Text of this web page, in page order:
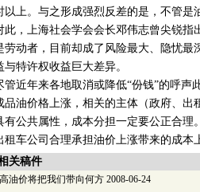
以上。与之形成强烈反差的是，不管是
上海社会学会会长邓伟志曾尖锐指
劳动者，目前却成了风险最大、隐忧
与特许权收益巨大差异。
年来各地取消或降低“份钱”的呼声
品油价格上涨，相关的主体（政府、
有公共属性，成本分担一定要公正合理
租车公司合理承担油价上涨带来的成本
关稿件
高油价将把我们带向何方 2008-06-24